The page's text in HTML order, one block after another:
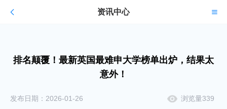
资讯中心
排名颠覆！最新英国最难申大学榜单出炉，结果太
意外！
发布日期：2026-01-26 浏览量339